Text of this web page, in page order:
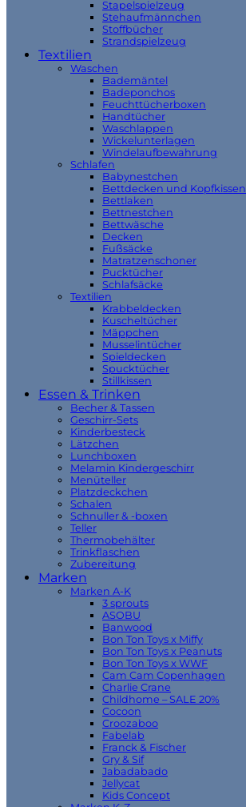
Stapelspielzeug
Stehaufmännchen
Stoffbücher
Strandspielzeug
Textilien
Waschen
Bademäntel
Badeponchos
Feuchttücherboxen
Handtücher
Waschlappen
Wickelunterlagen
Windelaufbewahrung
Schlafen
Babynestchen
Bettdecken und Kopfkissen
Bettlaken
Bettnestchen
Bettwäsche
Decken
Fußsäcke
Matratzenschoner
Pucktücher
Schlafsäcke
Textilien
Krabbeldecken
Kuscheltücher
Mäppchen
Musselintücher
Spieldecken
Spucktücher
Stillkissen
Essen & Trinken
Becher & Tassen
Geschirr-Sets
Kinderbesteck
Lätzchen
Lunchboxen
Melamin Kindergeschirr
Menüteller
Platzdeckchen
Schalen
Schnuller & -boxen
Teller
Thermobehälter
Trinkflaschen
Zubereitung
Marken
Marken A-K
3 sprouts
ASOBU
Banwood
Bon Ton Toys x Miffy
Bon Ton Toys x Peanuts
Bon Ton Toys x WWF
Cam Cam Copenhagen
Charlie Crane
Childhome – SALE 20%
Cocoon
Croozaboo
Fabelab
Franck & Fischer
Gry & Sif
Jabadabado
Jellycat
Kids Concept